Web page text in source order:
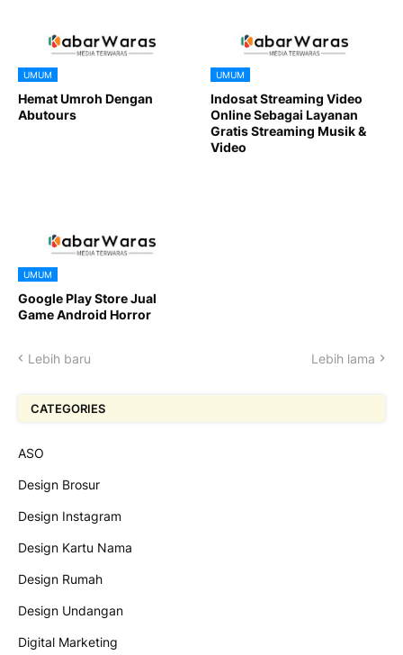
UMUM
Hemat Umroh Dengan
Abutours
UMUM
Indosat Streaming Video
Online Sebagai Layanan
Gratis Streaming Musik &
Video
UMUM
Google Play Store Jual
Game Android Horror
Lebih baru Lebih lama
CATEGORIES
ASO
Design Brosur
Design Instagram
Design Kartu Nama
Design Rumah
Design Undangan
Digital Marketing